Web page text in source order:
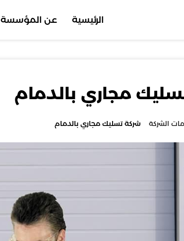
الرئيسية عن المؤسسة
مجاري بالدمام
الشركة شركة تسليك مجاري بالدمام